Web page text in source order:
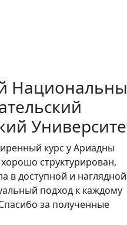
курс у Ариадны
структурирован,
в доступной и наглядной
подход к каждому
за полученные